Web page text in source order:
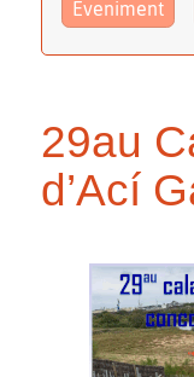
Eveniment
29au
d’Ací